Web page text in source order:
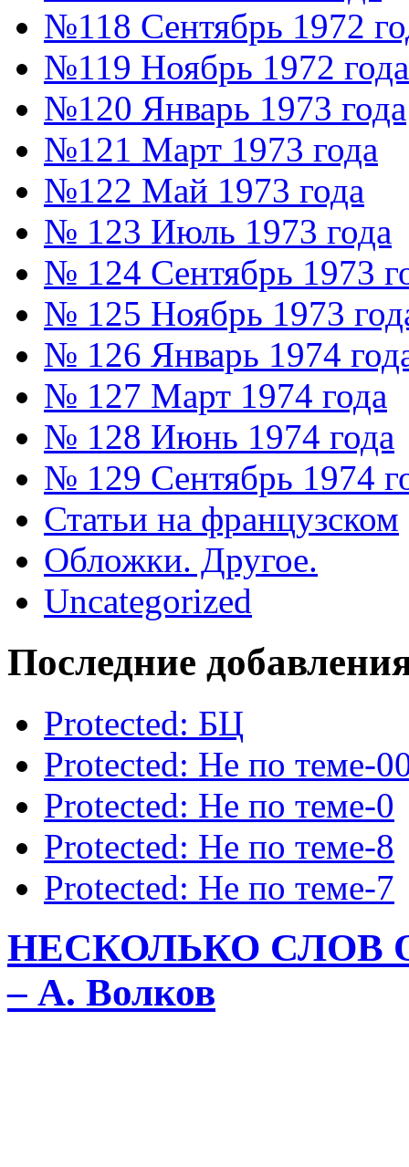
№118 Сентябрь 1972
№119 Ноябрь 1972 года
№120 Январь 1973 года
№121 Март 1973 года
№122 Май 1973 года
№ 123 Июль 1973 года
№ 124 Сентябрь 1973
№ 125 Ноябрь 1973
№ 126 Январь 1974
№ 127 Март 1974 года
№ 128 Июнь 1974 года
№ 129 Сентябрь 1974
Статьи на французском
Обложки. Другое.
Uncategorized
Последние
Protected: БЦ
Protected: Не по теме-
Protected: Не по теме-0
Protected: Не по теме-8
Protected: Не по теме-7
НЕСКОЛЬКО СЛОВ
– А. Волков